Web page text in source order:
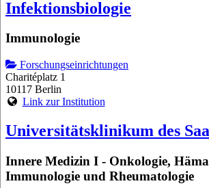
Infektionsbiologie
Immunologie
Forschungseinrichtungen
Charitéplatz 1
10117 Berlin
Link zur Institution
Universitätsklinikum des
Innere Medizin I - Onkologie,
Immunologie und Rheumatologie